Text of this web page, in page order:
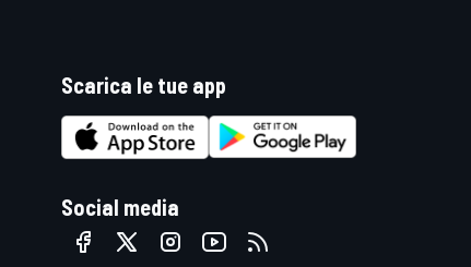
Scarica le tue app
Social media